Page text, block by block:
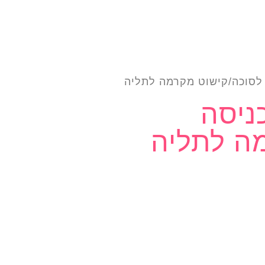
לסוכה/קישוט מקרמה לתליה
לתליה